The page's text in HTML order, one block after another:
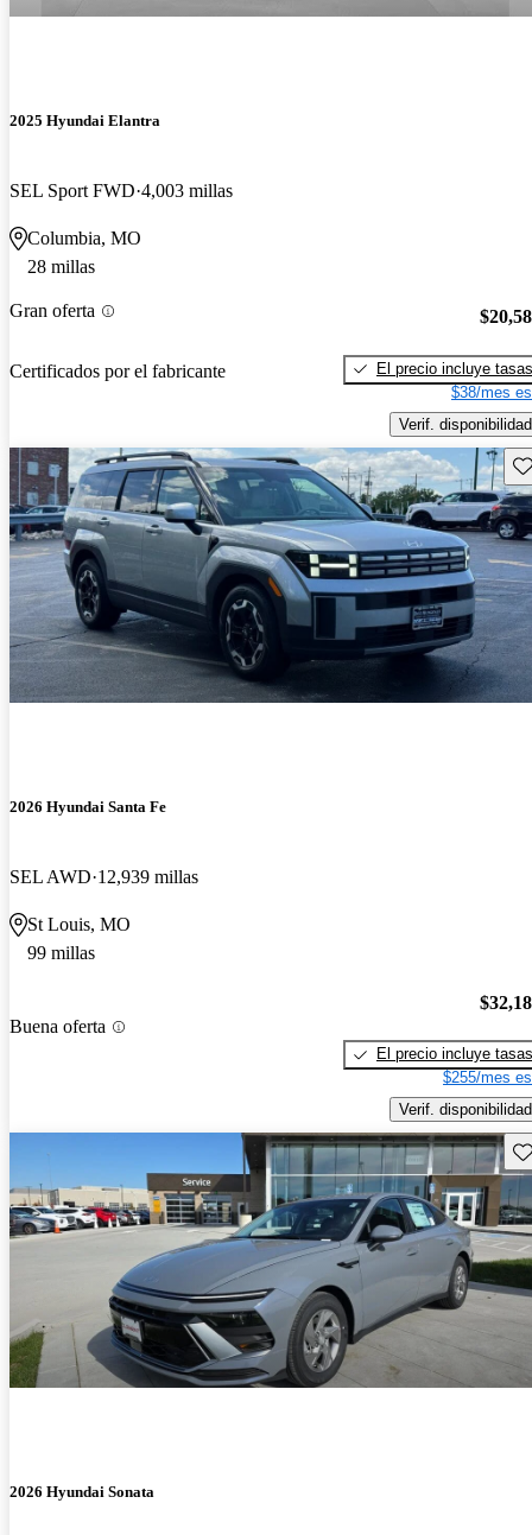
2025 Hyundai Elantra
SEL Sport FWD 4,003 millas
Columbia, MO
28 millas
Gran oferta
Certificados por el fabricante
El precio incluye tasas
$38/mes
Verif. disponibilidad
2026 Hyundai Santa Fe
SEL AWD 12,939 millas
St Louis, MO
99 millas
Buena oferta
El precio incluye tasas
$255/mes
Verif. disponibilidad
2026 Hyundai Sonata